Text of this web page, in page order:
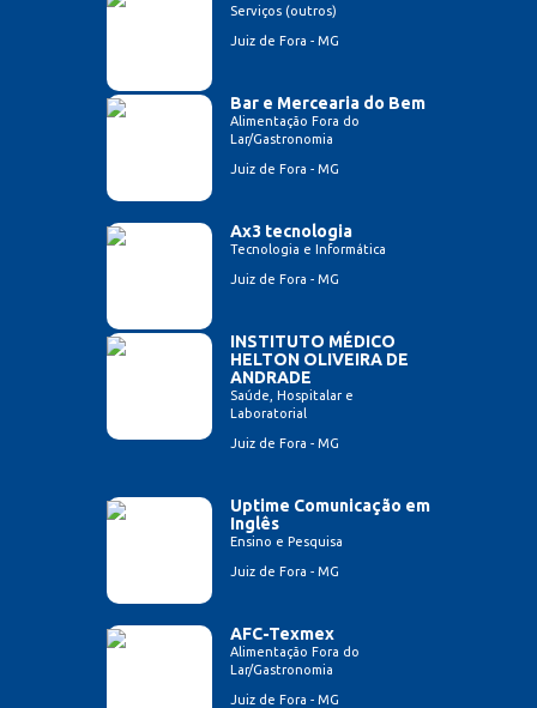
Serviços (outros)
Juiz de Fora - MG
Bar e Mercearia do Bem
Alimentação Fora do
Lar/Gastronomia
Juiz de Fora - MG
Ax3 tecnologia
Tecnologia e Informática
Juiz de Fora - MG
INSTITUTO MÉDICO
HELTON OLIVEIRA DE
ANDRADE
Saúde, Hospitalar e
Laboratorial
Juiz de Fora - MG
Uptime Comunicação em
Inglês
Ensino e Pesquisa
Juiz de Fora - MG
AFC-Texmex
Alimentação Fora do
Lar/Gastronomia
Juiz de Fora - MG